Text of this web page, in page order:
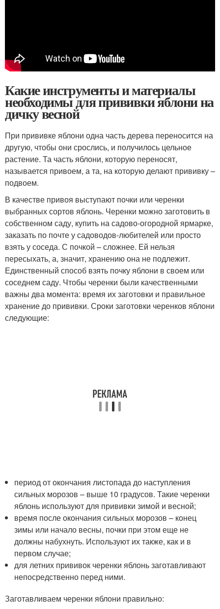
Какие инструменты и материалы
необходимы для прививки яблони на
дичку весной
При прививке яблони одна часть дерева переносится на
другую, чтобы они срослись, и получилось цельное
растение. Та часть яблони, которую переносят,
называется привоем, а та, на которую делают прививку –
подвоем.
В качестве привоя выступают почки или черенки
выбранных сортов яблонь. Черенки можно заготовить в
собственном саду, купить на садово-огородной ярмарке,
заказать по почте у садоводов-любителей или просто
взять у соседа. С почкой – сложнее. Ей нельзя
пересыхать, а, значит, хранению она не подлежит.
Единственный способ взять почку яблони в своем или
соседнем саду. Чтобы черенки были качественными
важны два момента: время их заготовки и правильное
хранение до прививки. Сроки заготовки черенков яблони
следующие:
период от окончания листопада до наступления
сильных морозов – выше 10 градусов. Такие черенки
яблонь используют для прививки зимой и весной;
время после окончания сильных морозов – конец
зимы или начало весны, почки при этом еще не
должны набухнуть. Используют их также, как и в
первом случае;
для летних прививок черенки яблонь заготавливают
непосредственно перед ними.
Заготавливаем черенки яблони правильно: